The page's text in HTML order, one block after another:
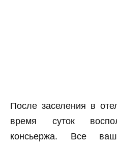
После заселения в
время суток
консьержа. Все